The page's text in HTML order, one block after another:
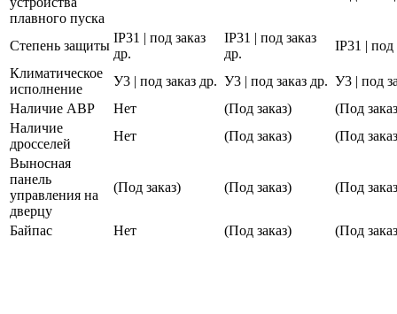
плавного пуска
Степень защиты
IP31 | под заказ
др.
IP31 | под заказ
др.
IP31 | под
Климатическое
исполнение
У3 | под заказ др. У3 | под заказ др. У3 | под
Наличие АВР
Нет (Под заказ)
(Под
Наличие
дросселей
Нет (Под заказ)
(Под
Выносная
панель
управления на
дверцу
(Под заказ) (Под заказ) (Под
Байпас Нет (Под заказ) (Под